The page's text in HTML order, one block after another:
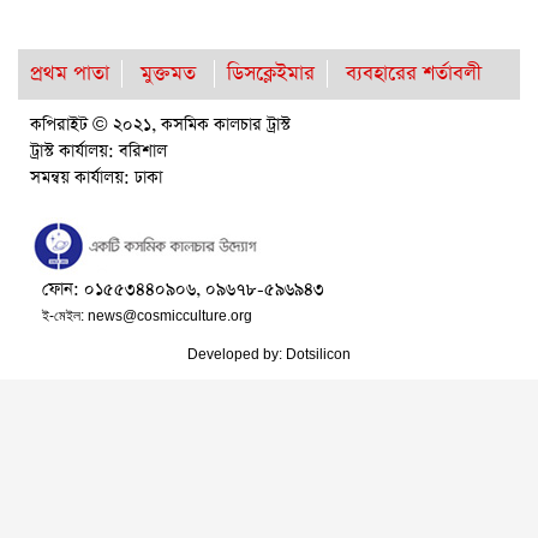
প্রথম পাতা মুক্তমত ডিসক্লেইমার ব্যবহারের শর্তাবলী
কপিরাইট © ২০২১, কসমিক কালচার ট্রাস্ট
ট্রাস্ট কার্যালয়: বরিশাল
সমন্বয় কার্যালয়: ঢাকা
ফোন: ০১৫৫৩৪৪০৯০৬, ০৯৬৭৮-৫৯৬৯৪৩
ই-মেইল: news@cosmicculture.org
Developed by: Dotsilicon